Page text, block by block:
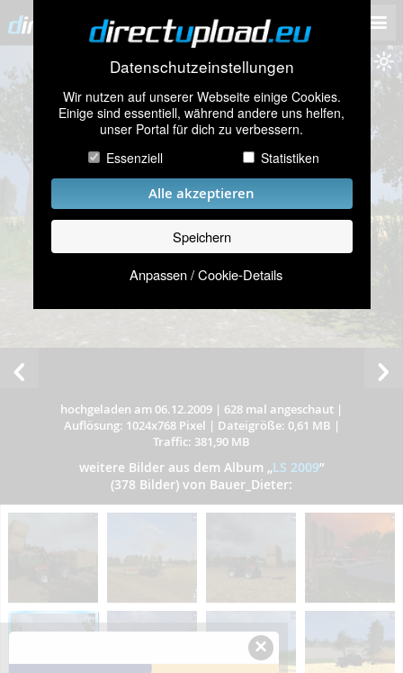
Datenschutzeinstellungen
Wir nutzen auf unserer Webseite einige Cookies.
Einige sind essentiell, während andere uns helfen,
unser Portal für dich zu verbessern.
Essenziell
Statistiken
Alle akzeptieren
Speichern
Anpassen / Cookie-Details
hochgeladen am 06.12.2009 | 628 mal angeschaut |
Auflösung: 1024x768 Pixel | Dateigröße: 0,61 MB |
Traffic: 381,90 MB
weitere Bilder aus dem Album „LS 2009”
(378 Bilder) von Bauer_Dieter:
×